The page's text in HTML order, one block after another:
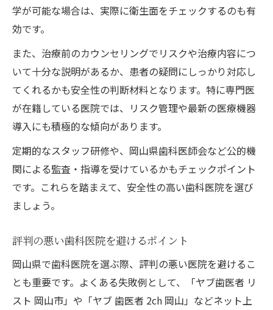
学が可能な場合は、実際に衛生面をチェックするのも有
効です。
また、治療前のカウンセリングでリスクや治療内容につ
いて十分な説明があるか、患者の疑問にしっかり対応し
てくれるかも安全性の判断材料となります。特に専門医
が在籍している医院では、リスク管理や最新の医療機器
導入にも積極的な傾向があります。
定期的なスタッフ研修や、岡山県歯科医師会など公的機
関による監査・指導を受けているかもチェックポイント
です。これらを踏まえて、安全性の高い歯科医院を選び
ましょう。
評判の悪い歯科医院を避けるポイント
岡山県で歯科医院を選ぶ際、評判の悪い医院を避けるこ
とも重要です。よくある失敗例として、「ヤブ歯医者 リ
スト 岡山市」や「ヤブ 歯医者 2ch 岡山」などネット上